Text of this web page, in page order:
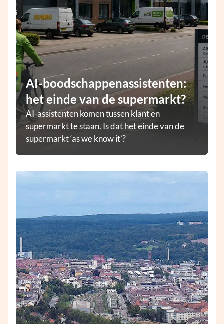
AI-boodschappenassistenten:
het einde van de supermarkt?
AI-assistenten komen tussen klant en
supermarkt te staan. Is dat het einde van de
supermarkt ‘as we know it’?